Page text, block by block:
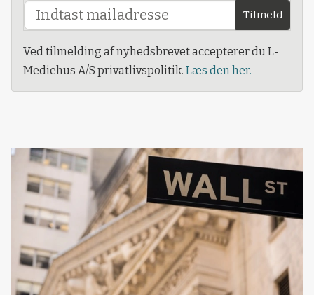
Tilmeld
Ved tilmelding af nyhedsbrevet accepterer du L-
Mediehus A/S privatlivspolitik. Læs den her.